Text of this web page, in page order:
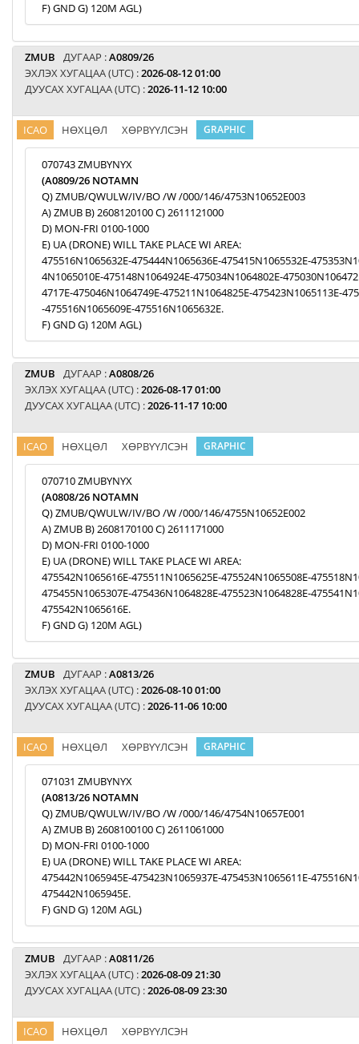
F) GND G) 120M AGL)
ZMUB ДУГААР :A0809/26
ЭХЛЭХ ХУГАЦАА (UTC) :2026-08-12 01:00
ДУУСАХ ХУГАЦАА (UTC) :2026-11-12 10:00
ICAO НӨХЦӨЛ ХӨРВҮҮЛСЭН GRAPHIC
070743 ZMUBYNYX
(A0809/26 NOTAMN
Q) ZMUB/QWULW/IV/BO /W /000/146/4753N10652E003
A) ZMUB B) 2608120100 C) 2611121000
D) MON-FRI 0100-1000
E) UA (DRONE) WILL TAKE PLACE WI AREA:
475516N1065632E-475444N1065636E-475415N1065532E-
4N1065010E-475148N1064924E-475034N1064802E-
4717E-475046N1064749E-475211N1064825E-475423N1065113E-
-475516N1065609E-475516N1065632E.
F) GND G) 120M AGL)
ZMUB ДУГААР :A0808/26
ЭХЛЭХ ХУГАЦАА (UTC) :2026-08-17 01:00
ДУУСАХ ХУГАЦАА (UTC) :2026-11-17 10:00
ICAO НӨХЦӨЛ ХӨРВҮҮЛСЭН GRAPHIC
070710 ZMUBYNYX
(A0808/26 NOTAMN
Q) ZMUB/QWULW/IV/BO /W /000/146/4755N10652E002
A) ZMUB B) 2608170100 C) 2611171000
D) MON-FRI 0100-1000
E) UA (DRONE) WILL TAKE PLACE WI AREA:
475542N1065616E-475511N1065625E-475524N1065508E-
475455N1065307E-475436N1064828E-475523N1064828E-
475542N1065616E.
F) GND G) 120M AGL)
ZMUB ДУГААР :A0813/26
ЭХЛЭХ ХУГАЦАА (UTC) :2026-08-10 01:00
ДУУСАХ ХУГАЦАА (UTC) :2026-11-06 10:00
ICAO НӨХЦӨЛ ХӨРВҮҮЛСЭН GRAPHIC
071031 ZMUBYNYX
(A0813/26 NOTAMN
Q) ZMUB/QWULW/IV/BO /W /000/146/4754N10657E001
A) ZMUB B) 2608100100 C) 2611061000
D) MON-FRI 0100-1000
E) UA (DRONE) WILL TAKE PLACE WI AREA:
475442N1065945E-475423N1065937E-475453N1065611E-
475442N1065945E.
F) GND G) 120M AGL)
ZMUB ДУГААР :A0811/26
ЭХЛЭХ ХУГАЦАА (UTC) :2026-08-09 21:30
ДУУСАХ ХУГАЦАА (UTC) :2026-08-09 23:30
ICAO НӨХЦӨЛ ХӨРВҮҮЛСЭН